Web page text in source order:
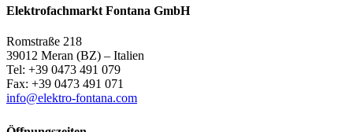
Elektrofachmarkt Fontana GmbH
Romstraße 218
39012 Meran (BZ) – Italien
Tel: +39 0473 491 079
Fax: +39 0473 491 071
info@elektro-fontana.com